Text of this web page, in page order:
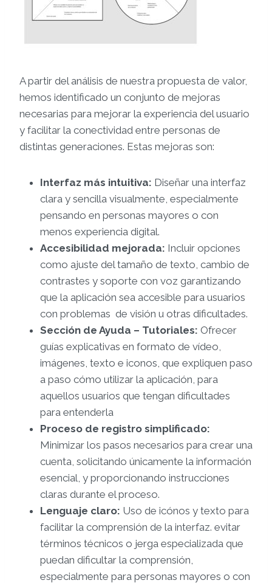
A partir del análisis de nuestra propuesta de valor,
hemos identificado un conjunto de mejoras
necesarias para mejorar la experiencia del usuario
y facilitar la conectividad entre personas de
distintas generaciones. Estas mejoras son:
Interfaz más intuitiva: Diseñar una interfaz
clara y sencilla visualmente, especialmente
pensando en personas mayores o con
menos experiencia digital.
Accesibilidad mejorada: Incluir opciones
como ajuste del tamaño de texto, cambio de
contrastes y soporte con voz garantizando
que la aplicación sea accesible para usuarios
con problemas de visión u otras dificultades.
Sección de Ayuda – Tutoriales: Ofrecer
guías explicativas en formato de vídeo,
imágenes, texto e iconos, que expliquen paso
a paso cómo utilizar la aplicación, para
aquellos usuarios que tengan dificultades
para entenderla
Proceso de registro simplificado:
Minimizar los pasos necesarios para crear una
cuenta, solicitando únicamente la información
esencial, y proporcionando instrucciones
claras durante el proceso.
Lenguaje claro: Uso de icónos y texto para
facilitar la comprensión de la interfaz. evitar
términos técnicos o jerga especializada que
puedan dificultar la comprensión,
especialmente para personas mayores o con